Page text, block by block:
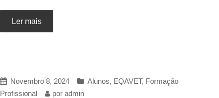
Ler mais
Novembro 8, 2024 Alunos, EQAVET, Formação
Profissional
por admin